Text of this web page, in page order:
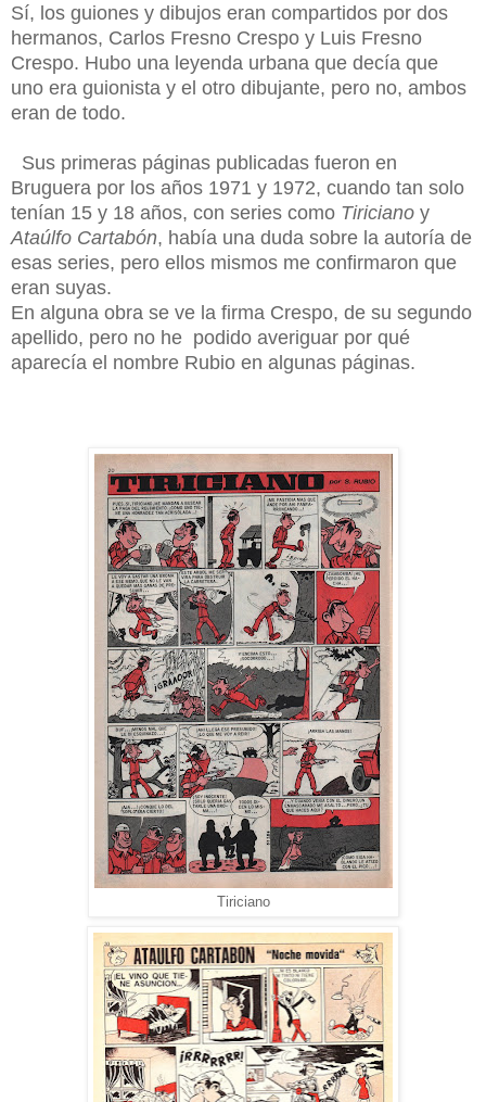
Sí, los guiones y dibujos eran compartidos por dos
hermanos, Carlos Fresno Crespo y Luis Fresno
Crespo. Hubo una leyenda urbana que decía que
uno era guionista y el otro dibujante, pero no, ambos
eran de todo.
Sus primeras páginas publicadas fueron en
Bruguera por los años 1971 y 1972, cuando tan solo
tenían 15 y 18 años, con series como Tiriciano y
Ataúlfo Cartabón, había una duda sobre la autoría de
esas series, pero ellos mismos me confirmaron que
eran suyas.
En alguna obra se ve la firma Crespo, de su segundo
apellido, pero no he podido averiguar por qué
aparecía el nombre Rubio en algunas páginas.
Tiriciano